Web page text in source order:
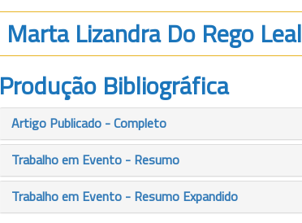
Marta Lizandra Do Rego Leal
Produção Bibliográfica
Artigo Publicado - Completo
Trabalho em Evento - Resumo
Trabalho em Evento - Resumo Expandido